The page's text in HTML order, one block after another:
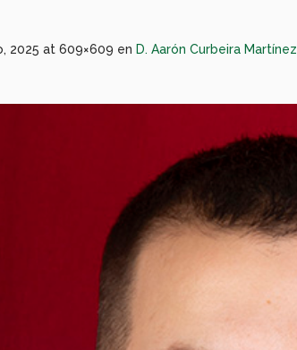
2025 at 609×609 en D. Aarón Curbeira Martínez